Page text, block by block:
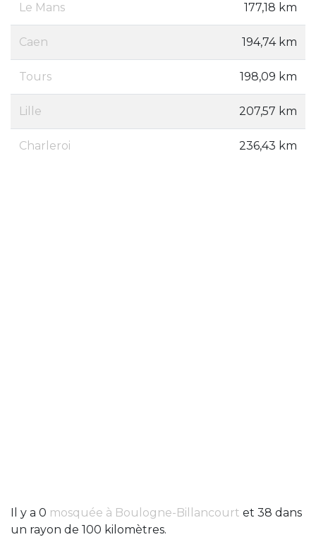
Le Mans 177,18 km
Caen 194,74 km
Tours 198,09 km
Lille 207,57 km
Charleroi 236,43 km
Il y a 0 mosquée à Boulogne-Billancourt et 38 dans
un rayon de 100 kilomètres.